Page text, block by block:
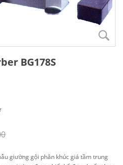
BG178S
giường gội phân khúc giá tầm trung